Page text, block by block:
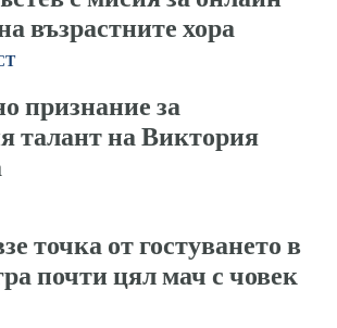
възрастните хора
признание за
талант на Виктория
точка от гостуването в
почти цял мач с човек